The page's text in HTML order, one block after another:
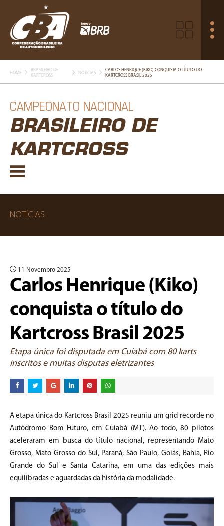
HOME
BRASILEIRO DE
KARTCROSS
NOTÍCIAS
CARLOS HENRIQUE (KIKO) CONQUISTA O TÍTULO DO
KARTCROSS BRASIL 2025
CAMPEONATO NACIONAL
BRASILEIRO DE
KARTCROSS
NOTÍCIAS
11 Novembro 2025
Carlos Henrique (Kiko)
conquista o título do
Kartcross Brasil 2025
Etapa única foi disputada em Cuiabá com 80 karts
inscritos e muitas disputas eletrizantes
A etapa única do Kartcross Brasil 2025 reuniu um grid recorde no
Autódromo Bom Futuro, em Cuiabá (MT). Ao todo, 80 pilotos
aceleraram em busca do título nacional, representando Mato
Grosso, Mato Grosso do Sul, Paraná, São Paulo, Goiás, Bahia, Rio
Grande do Sul e Santa Catarina, em uma das edições mais
equilibradas e aguardadas da história da modalidade.